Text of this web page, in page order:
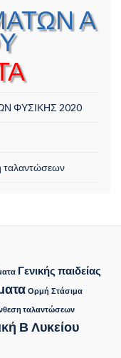
Α
ΦΥΣΙΚΗΣ 2020
ταλαντώσεων
Γενικής παιδείας
Ορμή Στάσιμα
ταλαντώσεων
Β Λυκείου